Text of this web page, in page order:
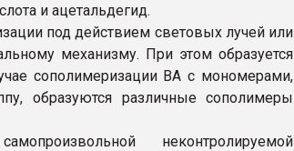
и ацетальдегид.
под действием световых лучей или
механизму. При этом образуется
сополимеризации ВА с мономерами,
образуются различные сополимеры
неконтролируемой